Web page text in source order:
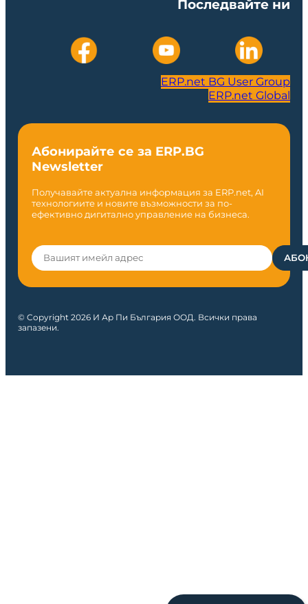
Последвайте ни
ERP.net BG User Group
ERP.net Global
Абонирайте се за ERP.BG
Newsletter
Получавайте актуална информация за ERP.net, AI
технологиите и новите възможности за по-
ефективно дигитално управление на бизнеса.
© Copyright 2026 И Ар Пи България ООД. Всички права
запазени.